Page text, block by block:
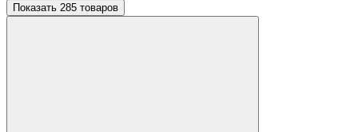
Показать 285 товаров